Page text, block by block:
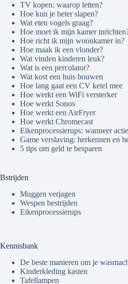
TV kopen: waarop letten?
Hoe kun je beter slapen?
Wat eten vogels graag?
Hoe moet ik mijn kamer
Hoe richt ik mijn woonkamer in?
Hoe maak ik een vlonder?
Wat vinden kinderen leuk?
Wat is een percolator?
Wat kost een huis bouwen
Hoe lang gaat een CV ketel mee
Hoe werkt een WiFi versterker
Hoe werkt Sonos
Hoe werkt een AirFryer
Hoe werkt Chromecast
Eikenprocessierups: wanneer
Game verslaving: herkennen en
5 tips om geld te besparen
Bstrijden
Muggen verjagen
Wespen bestrijden
Eikenprocessierups
Kennisbank
De beste manieren om je
Kinderkleding kasten
Tafellampen